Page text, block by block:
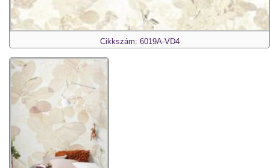
Cikkszám: 6019A-VD4